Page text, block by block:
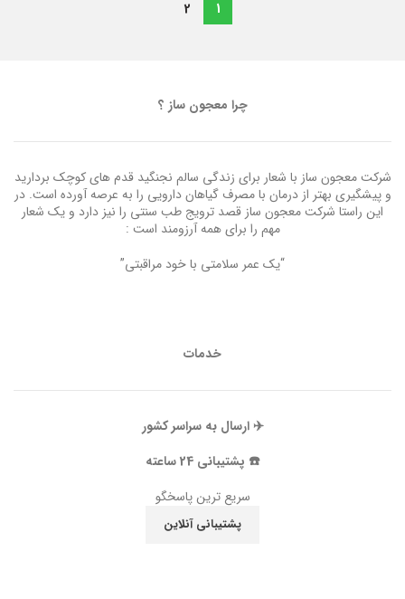
1
2
چرا معجون ساز ؟
شرکت معجون ساز با شعار برای زندگی سالم نجنگید قدم های کوچک بردارید
و پیشگیری بهتر از درمان با مصرف گیاهان دارویی را به عرصه آورده است. در
این راستا شرکت معجون ساز قصد ترویج طب سنتی را نیز دارد و یک شعار
مهم را برای همه آرزومند است :
“یک عمر سلامتی با خود مراقبتی”
خدمات
✈️ ارسال به سراسر کشور
☎️ پشتیبانی 24 ساعته
سریع ترین پاسخگو
پشتیبانی آنلاین